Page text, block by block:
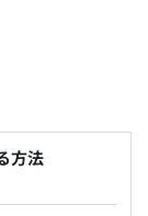
方法